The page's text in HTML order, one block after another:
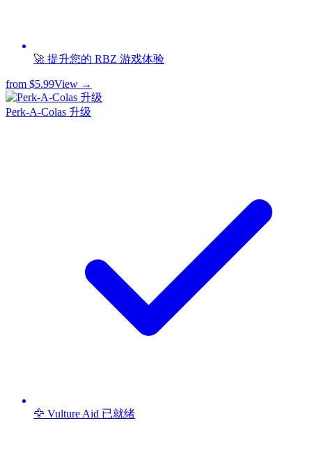
🚀 提升您的 RBZ 游戏体验
from $5.99View →
Perk-A-Colas 升级
🦅 Vulture Aid 已就绪